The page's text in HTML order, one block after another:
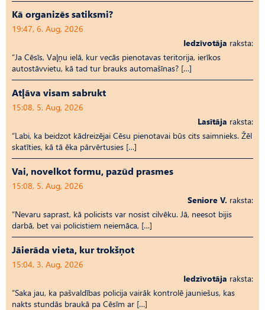
Kā organizēs satiksmi?
19:47, 6. Aug, 2026
Iedzīvotāja raksta:
“Ja Cēsīs, Vaļņu ielā, kur vecās pienotavas teritorija, ierīkos
autostāvvietu, kā tad tur brauks automašīnas? […]
Atļāva visam sabrukt
15:08, 5. Aug, 2026
Lasītāja raksta:
“Labi, ka beidzot kādreizējai Cēsu pienotavai būs cits saimnieks. Žēl
skatīties, kā tā ēka pārvērtusies […]
Vai, novelkot formu, pazūd prasmes
15:08, 5. Aug, 2026
Seniore V. raksta:
“Nevaru saprast, kā policists var nosist cilvēku. Jā, neesot bijis
darbā, bet vai policistiem neiemāca, […]
Jāierāda vieta, kur trokšņot
15:04, 3. Aug, 2026
Iedzīvotāja raksta:
“Saka jau, ka pašvaldības policija vairāk kontrolē jauniešus, kas
nakts stundās braukā pa Cēsīm ar […]